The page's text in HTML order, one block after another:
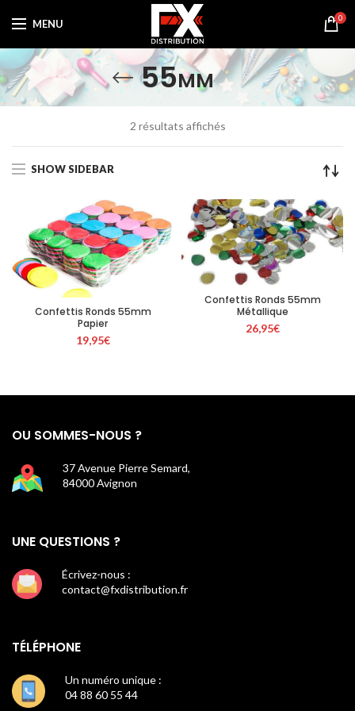
MENU 0
55mm
2 résultats affichésTrié
SHOW SIDEBAR
Confettis Ronds 55mm
Papier
19,95€
Confettis Ronds 55mm
Métallique
26,95€
OU SOMMES-NOUS ?
37 Avenue Pierre Semard,
84000 Avignon
UNE QUESTIONS ?
Écrivez-nous :
contact@fxdistribution.fr
TÉLÉPHONE
Un numéro unique :
04 88 60 55 44